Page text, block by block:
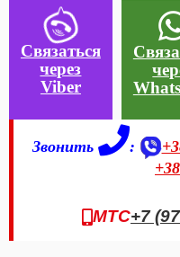
Связаться
через
Viber
Звонить :
МТС+7